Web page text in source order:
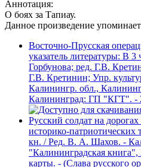
Аннотация:
О боях за Тапиау.
Данное произведение
Восточно-Прусская
указатель литературы: В 3
Горбунова; ред. Г.В.
Г.В. Кретинин; Упр.
Калинингр. обл.,
Калининград: ГП "КГТ". -
Русский солдат на
историко-патриотических
кн. / Ред. В. А. Шахов. -
"Калининградская книга",
карты. - (Слава русского